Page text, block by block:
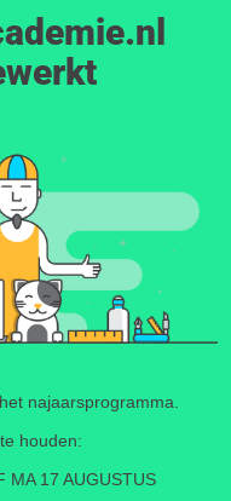
najaarsprogramma.
houden:
MA 17 AUGUSTUS